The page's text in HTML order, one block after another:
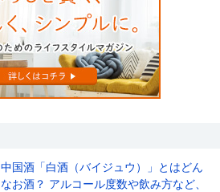
中国酒「白酒（バイジュウ）」とはどん
なお酒？ アルコール度数や飲み方など、